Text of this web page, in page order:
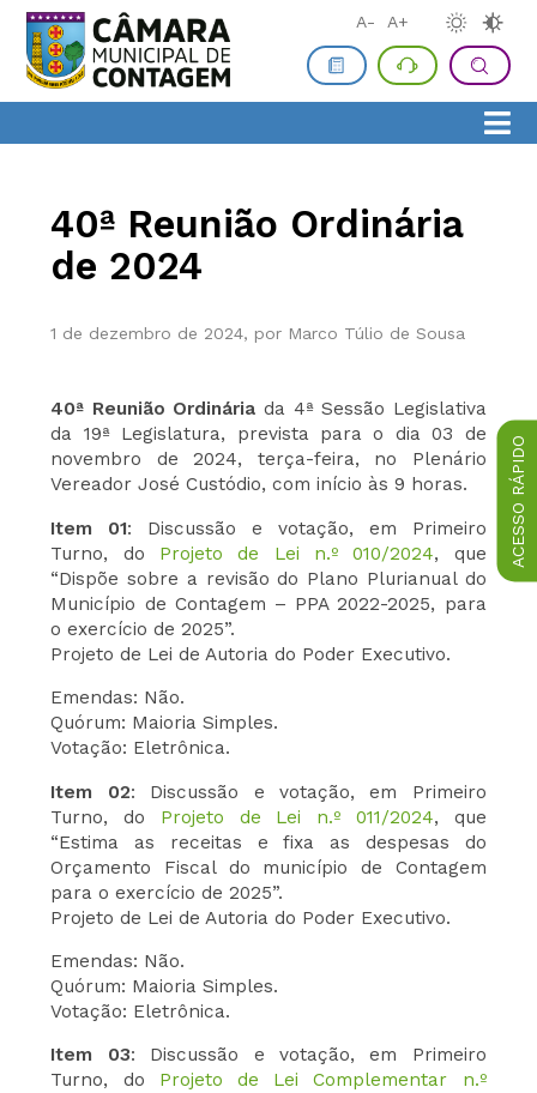
ACESSO RÁPIDO
A- A+
40ª Reunião Ordinária
de 2024
1 de dezembro de 2024, por Marco Túlio de Sousa
40ª Reunião Ordinária da 4ª Sessão Legislativa
da 19ª Legislatura, prevista para o dia 03 de
novembro de 2024, terça-feira, no Plenário
Vereador José Custódio, com início às 9 horas.
Item 01: Discussão e votação, em Primeiro
Turno, do Projeto de Lei n.º 010/2024, que
“Dispõe sobre a revisão do Plano Plurianual do
Município de Contagem – PPA 2022-2025, para
o exercício de 2025”.
Projeto de Lei de Autoria do Poder Executivo.
Emendas: Não.
Quórum: Maioria Simples.
Votação: Eletrônica.
Item 02: Discussão e votação, em Primeiro
Turno, do Projeto de Lei n.º 011/2024, que
“Estima as receitas e fixa as despesas do
Orçamento Fiscal do município de Contagem
para o exercício de 2025”.
Projeto de Lei de Autoria do Poder Executivo.
Emendas: Não.
Quórum: Maioria Simples.
Votação: Eletrônica.
Item 03: Discussão e votação, em Primeiro
Turno, do Projeto de Lei Complementar n.º